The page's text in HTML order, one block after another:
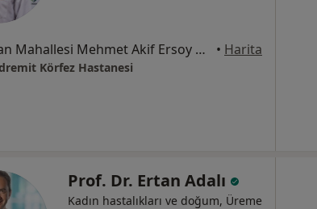
Eroğlan Mahallesi Mehmet Akif Ersoy Caddesi No:1, Edremit • Harita
Körfez Hastanesi
Prof. Dr. Ertan Adalı
Kadın hastalıkları ve doğum, Üreme